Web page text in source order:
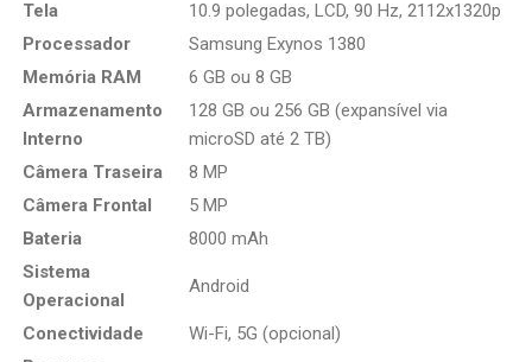
Tela
10.9 polegadas, LCD, 90 Hz, 2112x1320p
Processador
Samsung Exynos 1380
Memória RAM
6 GB ou 8 GB
Armazenamento
Interno
128 GB ou 256 GB (expansível via
microSD até 2 TB)
Câmera Traseira
8 MP
Câmera Frontal
5 MP
Bateria
8000 mAh
Sistema
Operacional
Android
Conectividade
Wi-Fi, 5G (opcional)